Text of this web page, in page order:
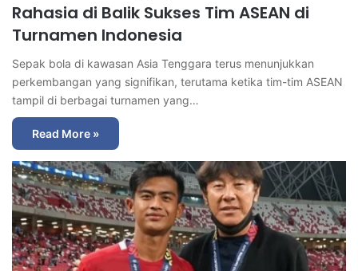
Rahasia di Balik Sukses Tim ASEAN di
Turnamen Indonesia
Sepak bola di kawasan Asia Tenggara terus menunjukkan
perkembangan yang signifikan, terutama ketika tim-tim ASEAN
tampil di berbagai turnamen yang…
Read More »